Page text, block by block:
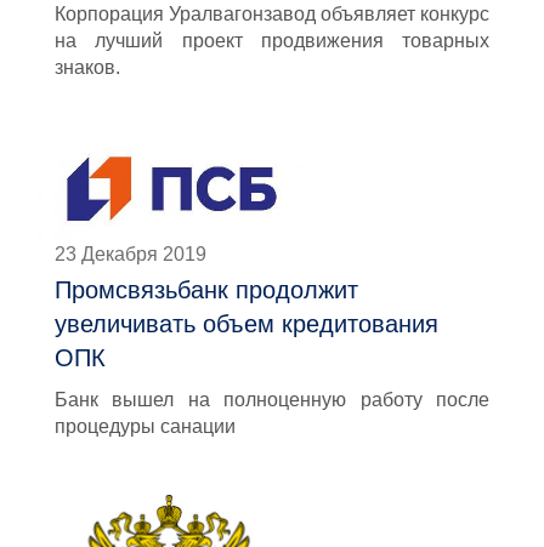
Корпорация Уралвагонзавод объявляет конкурс
на лучший проект продвижения товарных
знаков.
23 Декабря 2019
Промсвязьбанк продолжит
увеличивать объем кредитования
ОПК
Банк вышел на полноценную работу после
процедуры санации